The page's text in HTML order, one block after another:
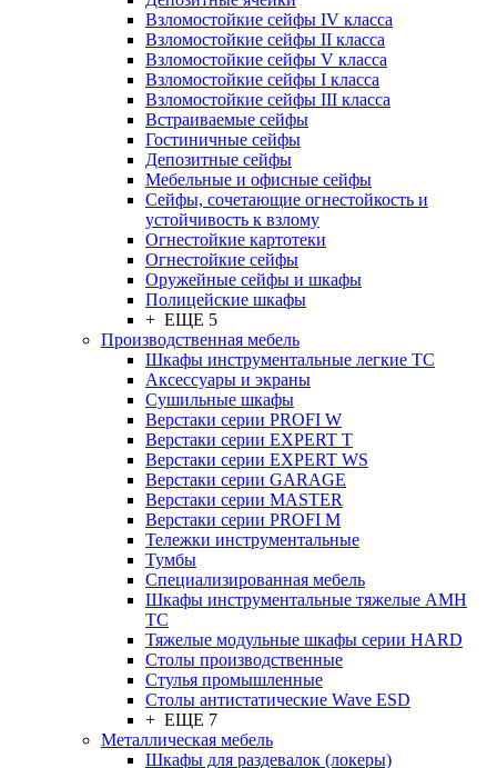
Взломостойкие сейфы IV класса
Взломостойкие сейфы II класса
Взломостойкие сейфы V класса
Взломостойкие сейфы I класса
Взломостойкие сейфы III класса
Встраиваемые сейфы
Гостиничные сейфы
Депозитные сейфы
Мебельные и офисные сейфы
Сейфы, сочетающие огнестойкость и
устойчивость к взлому
Огнестойкие картотеки
Огнестойкие сейфы
Оружейные сейфы и шкафы
Полицейские шкафы
+ ЕЩЕ 5
Производственная мебель
Шкафы инструментальные легкие ТС
Аксессуары и экраны
Cушильные шкафы
Верстаки серии PROFI W
Верстаки серии EXPERT T
Верстаки серии EXPERT WS
Верстаки серии GARAGE
Верстаки серии MASTER
Верстаки серии PROFI M
Тележки инструментальные
Тумбы
Cпециализированная мебель
Шкафы инструментальные тяжелые AMH
TC
Тяжелые модульные шкафы серии HARD
Столы производственные
Стулья промышленные
Столы антистатические Wave ESD
+ ЕЩЕ 7
Металлическая мебель
Шкафы для раздевалок (локеры)